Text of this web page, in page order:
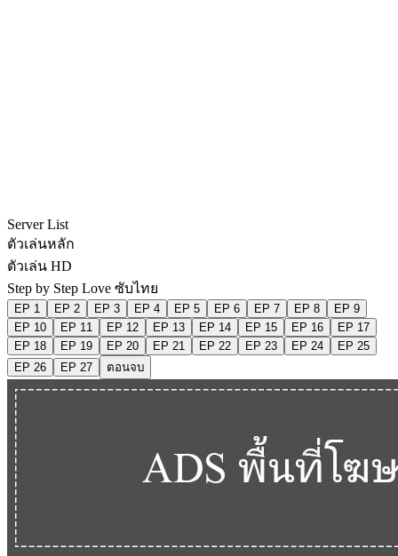
Server List
ตัวเล่นหลัก
ตัวเล่น HD
Step by Step Love ซับไทย
EP 1 EP 2 EP 3 EP 4 EP 5 EP 6 EP 7 EP 8
EP 9
EP 10
EP 11 EP 12 EP 13 EP 14 EP 15 EP 16
EP 17
EP 18
EP 19 EP 20 EP 21 EP 22 EP 23 EP 24
EP 25
EP 26
EP 27 ตอนจบ